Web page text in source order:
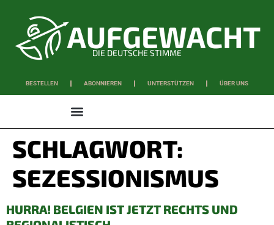
DIE DEUTSCHE STIMME
BESTELLEN ABONNIEREN UNTERSTÜTZEN ÜBER UNS
SCHLAGWORT:
SEZESSIONISMUS
HURRA! BELGIEN IST JETZT RECHTS UND